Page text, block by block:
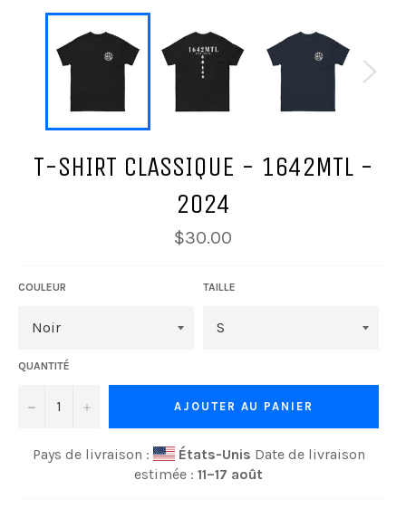
T-SHIRT CLASSIQUE - 1642MTL -
2024
Prix
régulier
$30.00
COULEUR TAILLE
QUANTITÉ
− + AJOUTER AU PANIER
Pays de livraison : États-Unis Date de livraison
estimée : 11⁠–17 août